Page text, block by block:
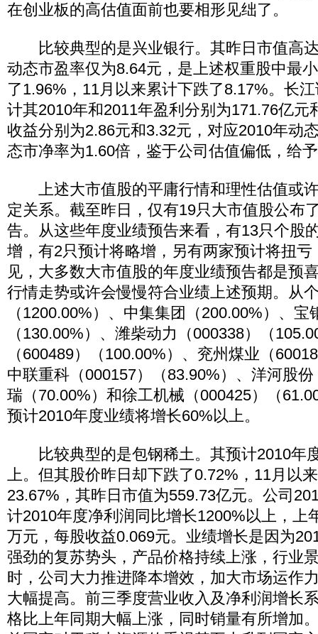
在创业板的高估值面前也要相形见绌了。
比较典型的是兴业银行。其昨日市值高达
动态市盈率仅为8.64元，是上述权重股中最
了1.96%，11月以来累计下跌了8.17%。长
计其2010年和2011年盈利分别为171.76亿元
收益分别为2.86元和3.32元，对应2010年动
态市净率为1.60倍，鉴于公司估值偏低，给
上述大市值股的平庸行情和理性估值或
定关系。截至昨日，仅有19只大市值股公布
告。从这些年度业绩预告来看，有13只个股
增，有2只预计将略增，另有两家预计将扭
见，大多数大市值股的年度业绩预告都是预
行情走势或许会慢慢符合业绩上述预期。从
（1200.00%）、中集集团（200.00%）、宝
（130.00%）、潍柴动力（000338）（
（600489）（100.00%）、兖州煤业（
中联重科（000157）（83.90%）、洋河股
瑞（70.00%）和徐工机械（000425）（
预计2010年度业绩将增长60%以上。
比较典型的是包钢稀土。其预计2010年
上。但其股价昨日却下跌了0.72%，11月以
23.67%，其昨日市值为559.73亿元。公司
计2010年度净利润同比增长1200%以上，上
万元，每股收益0.069元。业绩增长是因为
强劲的复苏势头，产品价格持续上涨，行业
时，公司大力推进降本增效，加大市场运作
大幅提高。前三季度营业收入及净利润增长
格比上年同期大幅上涨，同时销量有所增加